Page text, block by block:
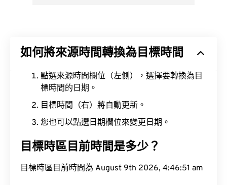
如何將來源時間轉換為目標時間
點選來源時間欄位（左側），選擇要轉換為目
標時間的日期。
目標時間（右）將自動更新。
您也可以點選日期欄位來變更日期。
目標時區目前時間是多少？
目標時區目前時間為 August 9th 2026, 4:46:52 am